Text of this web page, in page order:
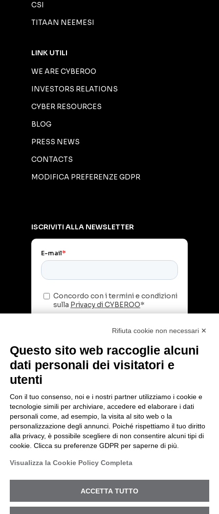
CSI
TITAAN NEEMESI
LINK UTILI
WE ARE CYBEROO
INVESTORS RELATIONS
CYBER RESOURCES
BLOG
PRESS NEWS
CONTACTS
MODIFICA PREFERENZE GDPR
ISCRIVITI ALLA NEWSLETTER
© 2026 Cyberoo.
Sede Legale: via Brigata Reggio, 37 – 42124
Reggio Emilia (RE) – PEC
amministrazione@pec.cyberoo.com
fiscale e P.IVA 04318950286 – R.E.A. RE
- Registro Nazionale degli
Whistleblowing
VITTIMA DI UN INCIDENTE?
Rifiuta cookie non necessari ✕
Questo sito web raccoglie alcuni
dati personali dei visitatori e
utenti
Con il tuo consenso, noi e i nostri partner utilizziamo i cookie e
tecnologie simili per archiviare, accedere ed elaborare i dati
personali come, ad esempio, la visita al sito web o la
personalizzazione degli annunci. Poiché rispettiamo il tuo diritto
alla privacy, è possibile scegliere di non consentire alcuni tipi di
cookie. Clicca su preferenze GDPR per saperne di più.
Visualizza la Cookie Policy Completa
ACCETTA TUTTO